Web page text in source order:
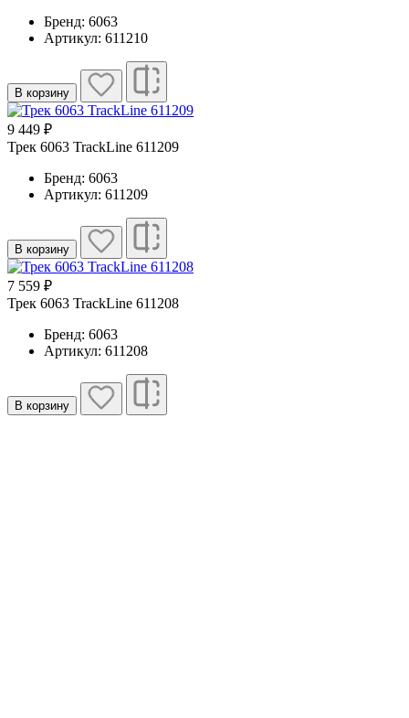
Бренд: 6063
Артикул: 611210
В корзину
9 449 ₽
Трек 6063 TrackLine 611209
Бренд: 6063
Артикул: 611209
В корзину
7 559 ₽
Трек 6063 TrackLine 611208
Бренд: 6063
Артикул: 611208
В корзину